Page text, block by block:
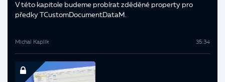
V této kapitole budeme probírat zděděné property pro
předky TCustomDocumentDataM.
Michal Kaplík 35:34